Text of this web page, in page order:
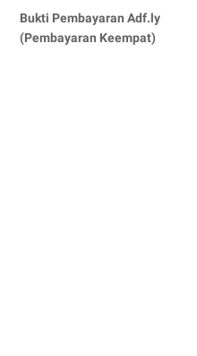
Bukti Pembayaran Adf.ly
(Pembayaran Keempat)